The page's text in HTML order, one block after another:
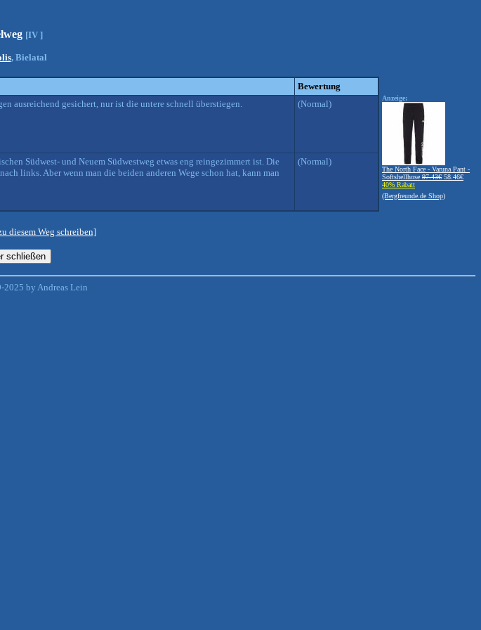
[IV ]
, Bielatal
Bewertung
ausreichend gesichert, nur ist die untere schnell überstiegen. (Normal)
Südwest- und Neuem Südwestweg etwas eng reingezimmert ist. Die
links. Aber wenn man die beiden anderen Wege schon hat, kann man
(Normal)
Anzeige:
The North Face - Varuna Pant -
Softshellhose 97.43€ 58.46€
40% Rabatt
(Bergfreunde.de Shop)
diesem Weg schreiben]
by Andreas Lein